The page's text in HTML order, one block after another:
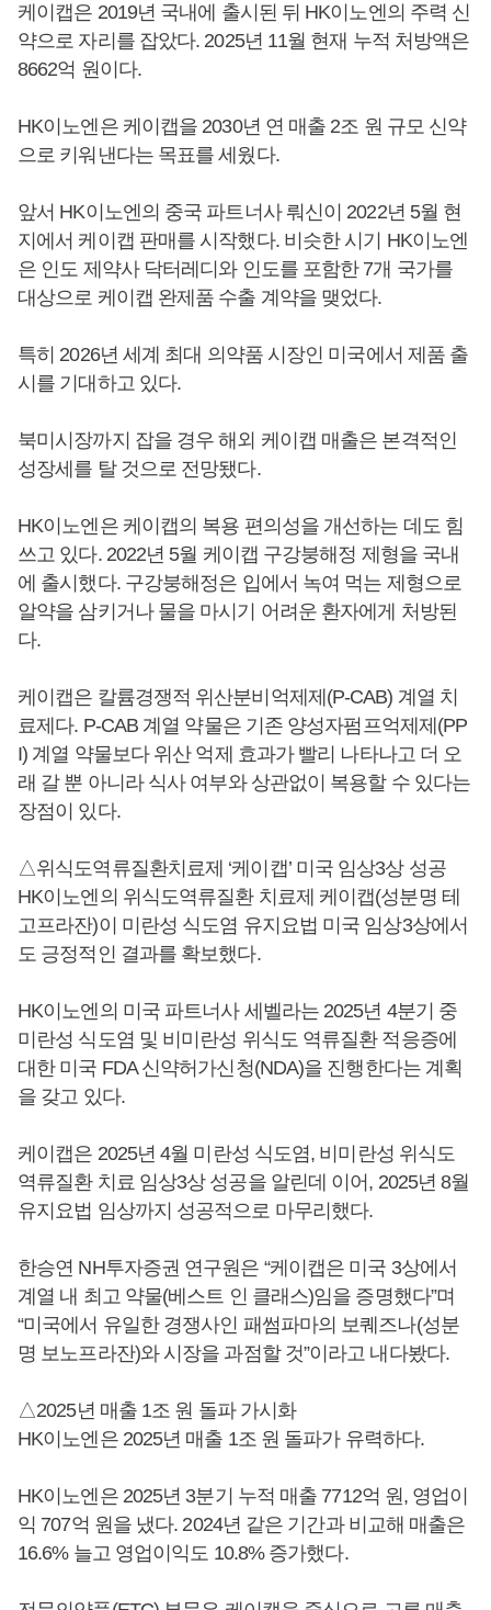
케이캡은 2019년 국내에 출시된 뒤 HK이노엔의 주력 신
약으로 자리를 잡았다. 2025년 11월 현재 누적 처방액은
8662억 원이다.
HK이노엔은 케이캡을 2030년 연 매출 2조 원 규모 신약
으로 키워낸다는 목표를 세웠다.
앞서 HK이노엔의 중국 파트너사 뤄신이 2022년 5월 현
지에서 케이캡 판매를 시작했다. 비슷한 시기 HK이노엔
은 인도 제약사 닥터레디와 인도를 포함한 7개 국가를
대상으로 케이캡 완제품 수출 계약을 맺었다.
특히 2026년 세계 최대 의약품 시장인 미국에서 제품 출
시를 기대하고 있다.
북미시장까지 잡을 경우 해외 케이캡 매출은 본격적인
성장세를 탈 것으로 전망됐다.
HK이노엔은 케이캡의 복용 편의성을 개선하는 데도 힘
쓰고 있다. 2022년 5월 케이캡 구강붕해정 제형을 국내
에 출시했다. 구강붕해정은 입에서 녹여 먹는 제형으로
알약을 삼키거나 물을 마시기 어려운 환자에게 처방된
다.
케이캡은 칼륨경쟁적 위산분비억제제(P-CAB) 계열 치
료제다. P-CAB 계열 약물은 기존 양성자펌프억제제(PP
I) 계열 약물보다 위산 억제 효과가 빨리 나타나고 더 오
래 갈 뿐 아니라 식사 여부와 상관없이 복용할 수 있다는
장점이 있다.
△위식도역류질환치료제 ‘케이캡’ 미국 임상3상 성공
HK이노엔의 위식도역류질환 치료제 케이캡(성분명 테
고프라잔)이 미란성 식도염 유지요법 미국 임상3상에서
도 긍정적인 결과를 확보했다.
HK이노엔의 미국 파트너사 세벨라는 2025년 4분기 중
미란성 식도염 및 비미란성 위식도 역류질환 적응증에
대한 미국 FDA 신약허가신청(NDA)을 진행한다는 계획
을 갖고 있다.
케이캡은 2025년 4월 미란성 식도염, 비미란성 위식도
역류질환 치료 임상3상 성공을 알린데 이어, 2025년 8월
유지요법 임상까지 성공적으로 마무리했다.
한승연 NH투자증권 연구원은 “케이캡은 미국 3상에서
계열 내 최고 약물(베스트 인 클래스)임을 증명했다”며
“미국에서 유일한 경쟁사인 패썸파마의 보퀘즈나(성분
명 보노프라잔)와 시장을 과점할 것”이라고 내다봤다.
△2025년 매출 1조 원 돌파 가시화
HK이노엔은 2025년 매출 1조 원 돌파가 유력하다.
HK이노엔은 2025년 3분기 누적 매출 7712억 원, 영업이
익 707억 원을 냈다. 2024년 같은 기간과 비교해 매출은
16.6% 늘고 영업이익도 10.8% 증가했다.